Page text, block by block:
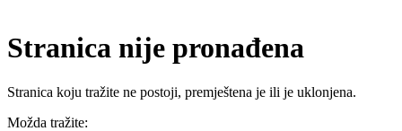
Stranica nije pronađena
Stranica koju tražite ne postoji, premještena je ili je uklonjena.
Možda tražite: